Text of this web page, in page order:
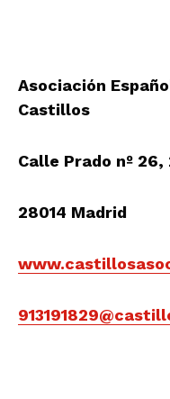
Asociación
Castillos
Calle Prado nº 26,
28014 Madrid